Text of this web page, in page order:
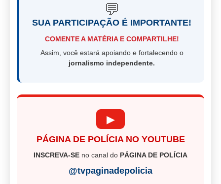
💬
SUA PARTICIPAÇÃO É IMPORTANTE!
COMENTE A MATÉRIA E COMPARTILHE!
Assim, você estará apoiando e fortalecendo o
jornalismo independente.
▶
PÁGINA DE POLÍCIA NO YOUTUBE
INSCREVA-SE no canal do PÁGINA DE POLÍCIA
@tvpaginadepolicia